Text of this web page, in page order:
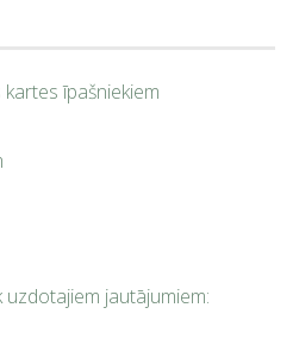
īpašniekiem
jautājumiem: